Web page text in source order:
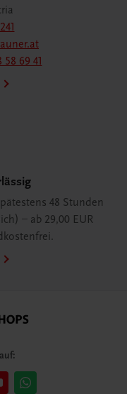
58 69 41
48 Stunden
– ab 29,00 EUR